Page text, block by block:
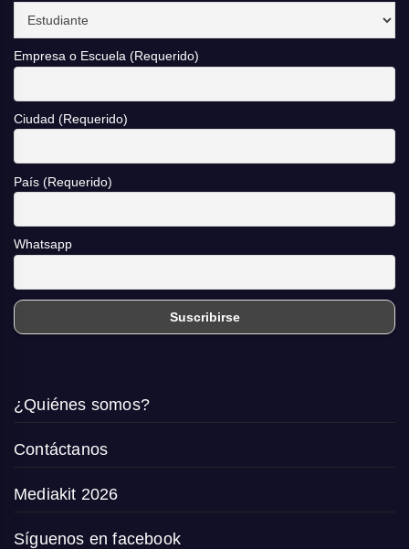
Empresa o Escuela (Requerido)
Ciudad (Requerido)
País (Requerido)
Whatsapp
¿Quiénes somos?
Contáctanos
Mediakit 2026
Síguenos en facebook